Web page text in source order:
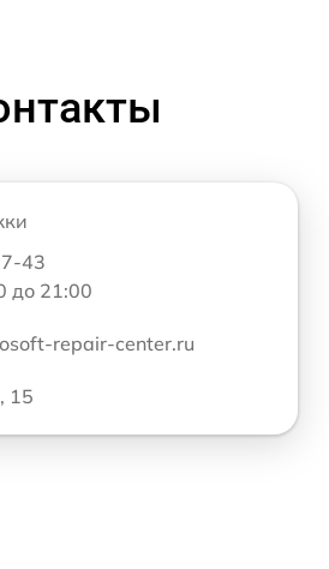
43
до 21:00
repair-center.ru
15